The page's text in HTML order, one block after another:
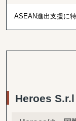
ASEAN進出支援に
人設立、会計・税
プは東南アジア事
（M&Aや販売支援
Heroes S.r.l